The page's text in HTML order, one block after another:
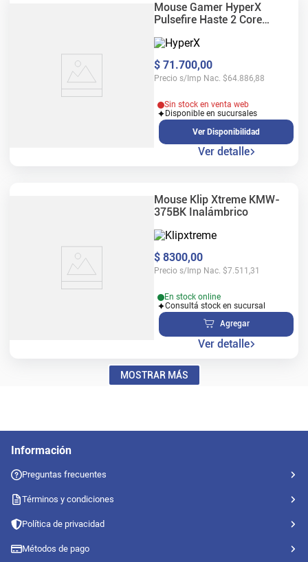
Mouse Gamer HyperX
Pulsefire Haste 2 Core
$ 71.700,00
Precio s/Imp Nac. $64.886,88
Sin stock en venta web
Disponible en sucursales
Ver Disponibilidad
Ver detalle
Mouse Klip Xtreme KMW-
375BK Inalámbrico
$ 8300,00
Precio s/Imp Nac. $7.511,31
En stock online
Consultá stock en sucursal
Agregar
Ver detalle
MOSTRAR MÁS
Información
Preguntas frecuentes
Términos y condiciones
Política de privacidad
Métodos de pago